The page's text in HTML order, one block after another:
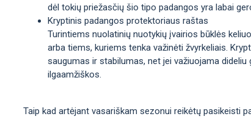
dėl tokių priežasčių šio tipo padangos yra labai
Kryptinis padangos protektoriaus raštas
Turintiems nuolatinių nuotykių įvairios būklės
arba tiems, kuriems tenka važinėti žvyrkeliais.
saugumas ir stabilumas, net jei važiuojama
ilgaamžiškos.
Taip kad artėjant vasariškam sezonui reikėtų pasikeisti